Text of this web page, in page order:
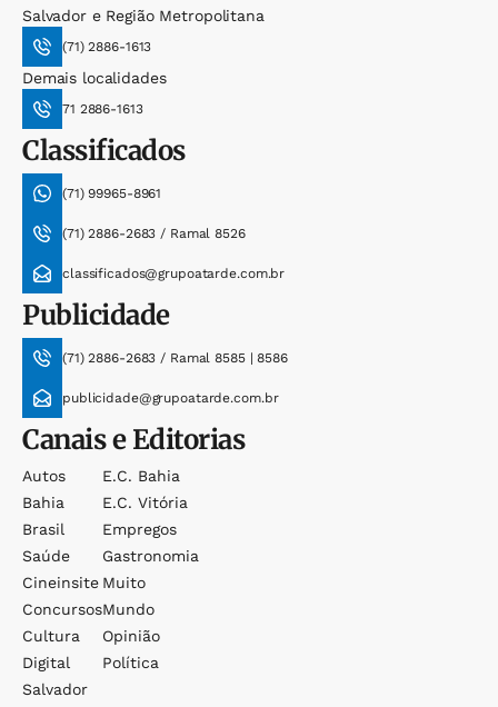
Salvador e Região Metropolitana
(71) 2886-1613
Demais localidades
71 2886-1613
Classificados
(71) 99965-8961
(71) 2886-2683 / Ramal 8526
classificados@grupoatarde.com.br
Publicidade
(71) 2886-2683 / Ramal 8585 | 8586
publicidade@grupoatarde.com.br
Canais e Editorias
Autos
Bahia
Brasil
Saúde
Cineinsite
Concursos
Cultura
Digital
Salvador
E.c. Bahia
E.c. Vitória
Empregos
Gastronomia
Muito
Mundo
Opinião
Política